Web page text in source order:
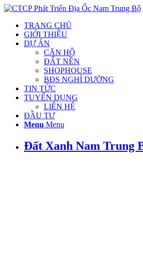
TRANG CHỦ
GIỚI THIỆU
DỰ ÁN
CĂN HỘ
ĐẤT NỀN
SHOPHOUSE
BĐS NGHỈ DƯỠNG
TIN TỨC
TUYỂN DỤNG
LIÊN HỆ
ĐẦU TƯ
Menu Menu
Đất Xanh Nam Trung